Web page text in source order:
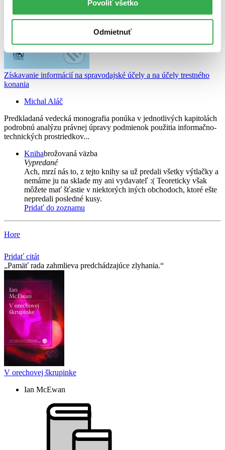
Povoliť všetko
Odmietnuť
Získavanie informácií na spravodajské účely a na účely trestného
konania
Michal Aláč
Predkladaná vedecká monografia ponúka v jednotlivých kapitolách
podrobnú analýzu právnej úpravy podmienok použitia informačno-
technických prostriedkov...
Knihabrožovaná väzba
Vypredané
Ach, mrzí nás to, z tejto knihy sa už predali všetky výtlačky a
nemáme ju na sklade my ani vydavateľ :( Teoreticky však
môžete mať šťastie v niektorých iných obchodoch, ktoré ešte
nepredali posledné kusy.
Pridať do zoznamu
Hore
Pridať citát
Pamäť rada zahmlieva predchádzajúce zlyhania.
V orechovej škrupinke
Ian McEwan